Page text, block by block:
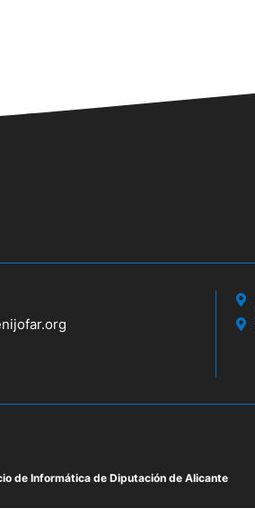
de Informática de Diputación de Alicante